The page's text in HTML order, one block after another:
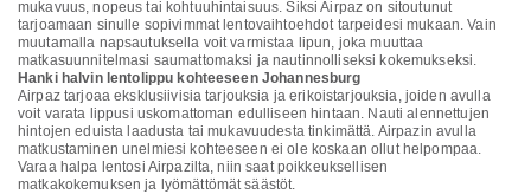
mukavuus, nopeus tai kohtuuhintaisuus. Siksi Airpaz on sitoutunut
tarjoamaan sinulle sopivimmat lentovaihtoehdot tarpeidesi mukaan. Vain
muutamalla napsautuksella voit varmistaa lipun, joka muuttaa
matkasuunnitelmasi saumattomaksi ja nautinnolliseksi kokemukseksi.
Hanki halvin lentolippu kohteeseen Johannesburg
Airpaz tarjoaa eksklusiivisia tarjouksia ja erikoistarjouksia, joiden avulla
voit varata lippusi uskomattoman edulliseen hintaan. Nauti alennettujen
hintojen eduista laadusta tai mukavuudesta tinkimättä. Airpazin avulla
matkustaminen unelmiesi kohteeseen ei ole koskaan ollut helpompaa.
Varaa halpa lentosi Airpazilta, niin saat poikkeuksellisen
matkakokemuksen ja lyömättömät säästöt.